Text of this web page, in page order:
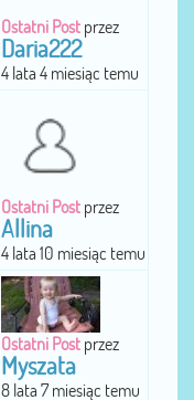
Ostatni Post przez
Daria222
4 lata 4 miesiąc temu
Ostatni Post przez
Allina
4 lata 10 miesiąc temu
Ostatni Post przez
Myszata
8 lata 7 miesiąc temu